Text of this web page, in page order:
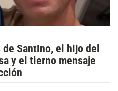
Santino, el hijo del
y el tierno mensaje